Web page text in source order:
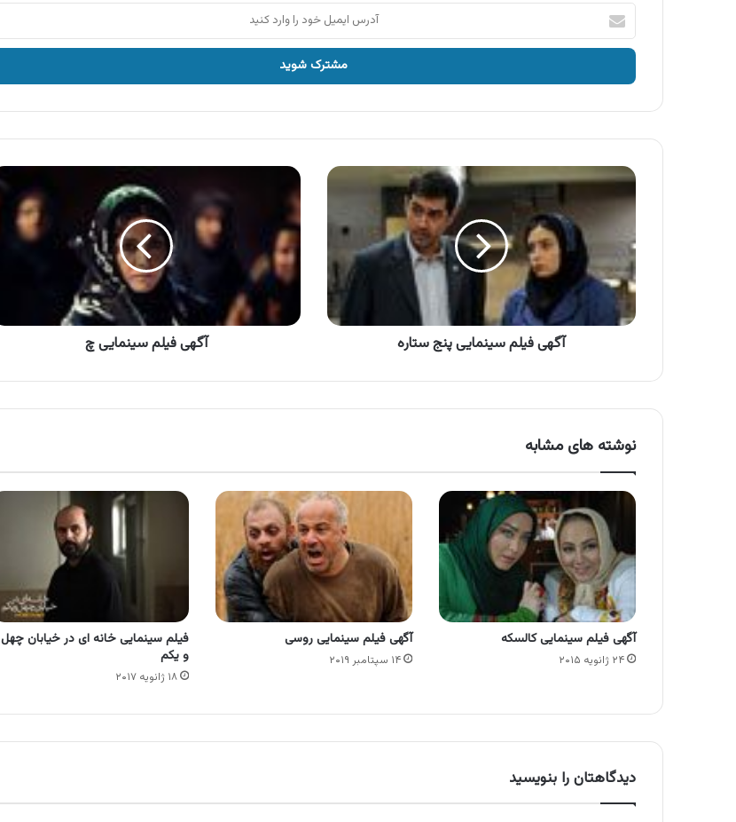
آدرس
ایمیل
خود
وارد
آگهی
فیلم
سینمایی
ستاره
آگهی فیلم سینمایی پنج ستاره
آگهی
فیلم
سینمایی
چ
آگهی فیلم سینمایی چ
نوشته های مشابه
آگهی فیلم سینمایی کالسکه
۲۴ ژانویه ۲۰۱۵
آگهی فیلم سینمایی روسی
۱۴ سپتامبر ۲۰۱۹
فیلم سینمایی خانه ای در خیابان چهل
و یکم
۱۸ ژانویه ۲۰۱۷
دیدگاهتان را بنویسید